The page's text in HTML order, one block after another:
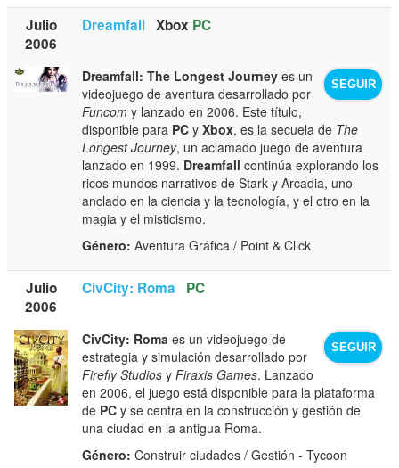
Julio
2006
Dreamfall Xbox PC
SEGUIR
Dreamfall: The Longest Journey es un
videojuego de aventura desarrollado por
Funcom y lanzado en 2006. Este título,
disponible para PC yXbox, es la secuela de The
Longest Journey, un aclamado juego de aventura
lanzado en 1999. Dreamfall continúa explorando los
ricos mundos narrativos de Stark y Arcadia, uno
anclado en la ciencia y la tecnología, y el otro en la
magia y el misticismo.
Género: Aventura Gráfica / Point & Click
Julio
2006
CivCity: Roma PC
SEGUIR
CivCity: Roma es un videojuego de
estrategia y simulación desarrollado por
Firefly Studios yFiraxis Games. Lanzado
en 2006, el juego está disponible para la plataforma
de PC y se centra en la construcción y gestión de
una ciudad en la antigua Roma.
Género: Construir ciudades / Gestión - Tycoon